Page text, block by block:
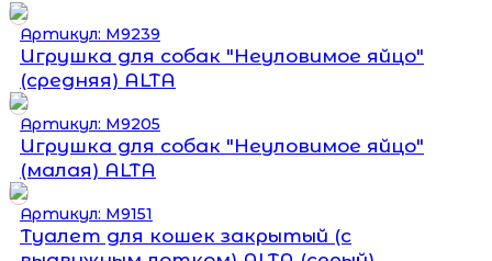
Артикул: М9239
Игрушка для собак "Неуловимое яйцо"
(средняя) ALTA
Артикул: М9205
Игрушка для собак "Неуловимое яйцо"
(малая) ALTA
Артикул: М9151
Туалет для кошек закрытый (с